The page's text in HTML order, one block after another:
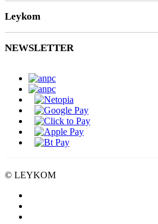
Ambalare
Contact
Leykom
Despre noi
Modalitati de Livrare
NEWSLETTER
© LEYKOM